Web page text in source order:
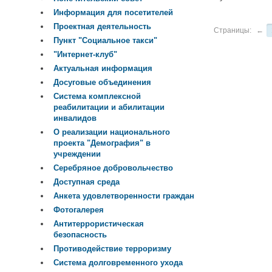
Страницы: ←
Информация для посетителей
Проектная деятельность
Пункт "Социальное такси"
"Интернет-клуб"
Актуальная информация
Досуговые объединения
Система комплексной
реабилитации и абилитации
инвалидов
О реализации национального
проекта "Демография" в
учреждении
Серебряное добровольчество
Доступная среда
Анкета удовлетворенности граждан
Фотогалерея
Антитеррористическая
безопасность
Противодействие терроризму
Система долговременного ухода